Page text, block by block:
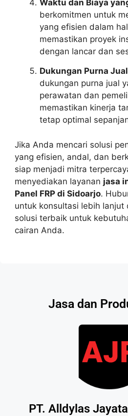
Waktu dan Biaya
berkomitmen untuk
yang efisien dalam
memastikan proyek
dengan lancar dan
Dukungan Purna
dukungan purna jual
perawatan dan
memastikan kinerja
tetap optimal
Jika Anda mencari solusi
yang efisien, andal, dan
siap menjadi mitra
menyediakan layanan jasa
Panel FRP di Sidoarjo.
untuk konsultasi lebih lanjut
solusi terbaik untuk
cairan Anda.
Jasa dan
PT. Alldylas